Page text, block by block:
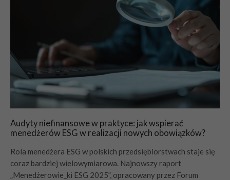
Audyty niefinansowe w praktyce: jak wspierać
menedżerów ESG w realizacji nowych obowiązków?
Rola menedżera ESG w polskich przedsiębiorstwach staje się
coraz bardziej wielowymiarowa. Najnowszy raport
„Menedżerowie_ki ESG 2025”, opracowany przez Forum